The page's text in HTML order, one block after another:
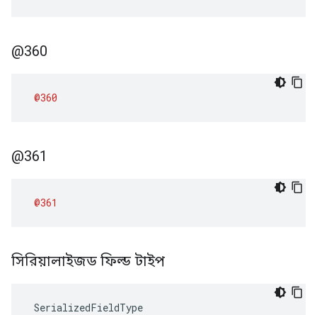
@360
@360
@361
@361
সিরিয়ালাইজড ফিল্ড টাইপ
SerializedFieldType